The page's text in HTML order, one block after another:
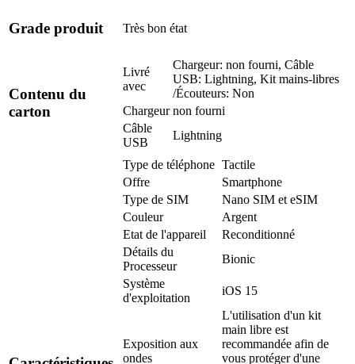
Grade produit Très bon état
Contenu du
carton
Livré
avec
Chargeur: non fourni, Câble
USB: Lightning, Kit mains-libres
/Écouteurs: Non
Chargeur non fourni
Câble
USB
Lightning
Type de téléphone Tactile
Offre
Smartphone
Type de SIM
Nano SIM et eSIM
Couleur
Argent
Etat de l'appareil
Reconditionné
Détails du
Processeur
Bionic
Système
d'exploitation
iOS 15
Exposition aux
ondes
L'utilisation d'un kit
main libre est
recommandée afin de
vous protéger d'une